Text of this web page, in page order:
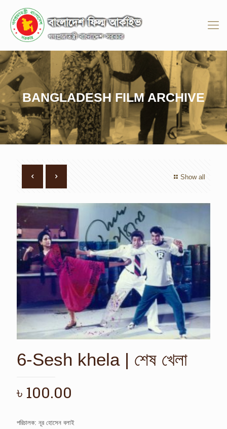
BANGLADESH FILM ARCHIVE
Show all
6-Sesh khela | শেষ খেলা
৳ 100.00
পরিচালক: নূর হোসেন বলাই